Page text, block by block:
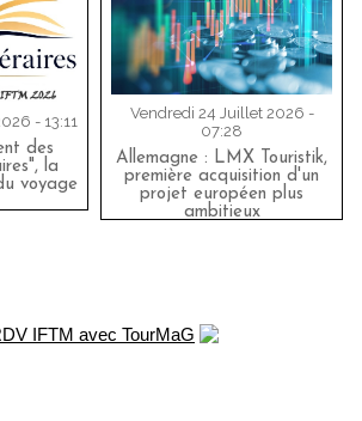
- 13:11
des
la
voyage
Vendredi 24 Juillet 2026 -
07:28
Allemagne : LMX Touristik,
première acquisition d'un
projet européen plus
ambitieux